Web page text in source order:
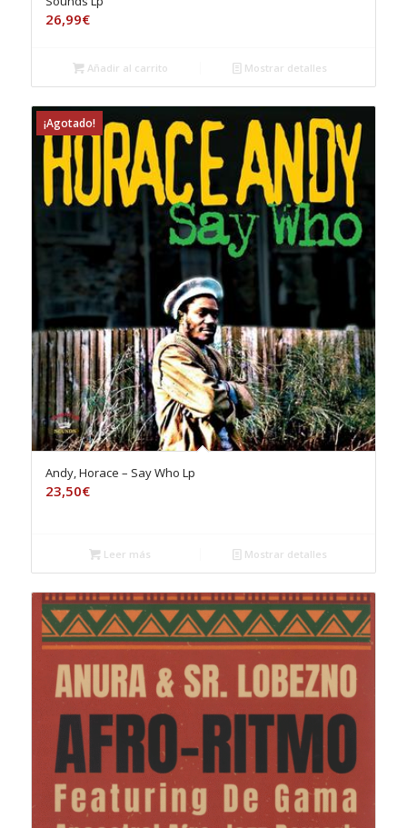
26,99€
Añadir al carrito Mostrar detalles
¡Agotado!
Andy, Horace – Say Who Lp
23,50€
Leer más Mostrar detalles